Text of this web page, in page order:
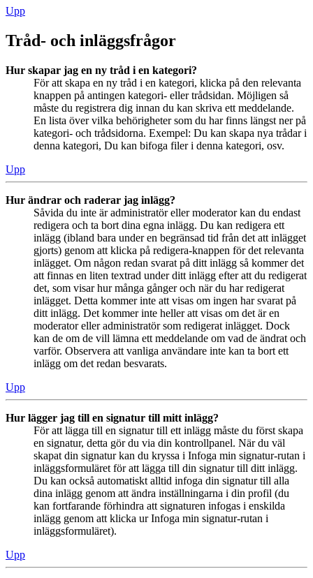
Upp
Tråd- och inläggsfrågor
Hur skapar jag en ny tråd i en kategori?
För att skapa en ny tråd i en kategori, klicka på den relevanta
knappen på antingen kategori- eller trådsidan. Möjligen så
måste du registrera dig innan du kan skriva ett meddelande.
En lista över vilka behörigheter som du har finns längst ner på
kategori- och trådsidorna. Exempel: Du kan skapa nya trådar i
denna kategori, Du kan bifoga filer i denna kategori, osv.
Upp
Hur ändrar och raderar jag inlägg?
Såvida du inte är administratör eller moderator kan du endast
redigera och ta bort dina egna inlägg. Du kan redigera ett
inlägg (ibland bara under en begränsad tid från det att inlägget
gjorts) genom att klicka på redigera-knappen för det relevanta
inlägget. Om någon redan svarat på ditt inlägg så kommer det
att finnas en liten textrad under ditt inlägg efter att du redigerat
det, som visar hur många gånger och när du har redigerat
inlägget. Detta kommer inte att visas om ingen har svarat på
ditt inlägg. Det kommer inte heller att visas om det är en
moderator eller administratör som redigerat inlägget. Dock
kan de om de vill lämna ett meddelande om vad de ändrat och
varför. Observera att vanliga användare inte kan ta bort ett
inlägg om det redan besvarats.
Upp
Hur lägger jag till en signatur till mitt inlägg?
För att lägga till en signatur till ett inlägg måste du först skapa
en signatur, detta gör du via din kontrollpanel. När du väl
skapat din signatur kan du kryssa i Infoga min signatur-rutan i
inläggsformuläret för att lägga till din signatur till ditt inlägg.
Du kan också automatiskt alltid infoga din signatur till alla
dina inlägg genom att ändra inställningarna i din profil (du
kan fortfarande förhindra att signaturen infogas i enskilda
inlägg genom att klicka ur Infoga min signatur-rutan i
inläggsformuläret).
Upp